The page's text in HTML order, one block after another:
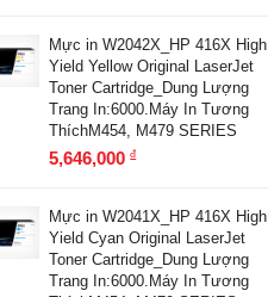
Mực in W2042X_HP 416X High
Yield Yellow Original LaserJet
Toner Cartridge_Dung Lượng
Trang In:6000.Máy In Tương
ThíchM454, M479 SERIES
5,646,000đ
Mực in W2041X_HP 416X High
Yield Cyan Original LaserJet
Toner Cartridge_Dung Lượng
Trang In:6000.Máy In Tương